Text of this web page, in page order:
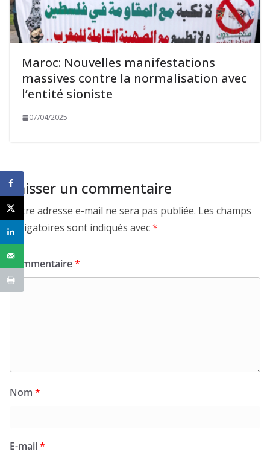
Maroc: Nouvelles manifestations
massives contre la normalisation avec
l’entité sioniste
07/04/2025
Laisser un commentaire
Votre adresse e-mail ne sera pas publiée. Les champs
obligatoires sont indiqués avec*
Commentaire*
Nom *
E-mail*